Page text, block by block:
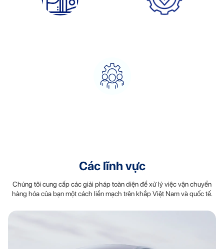
Các lĩnh vực
Chúng tôi cung cấp các giải pháp toàn diện để xử lý việc vận chuyển
hàng hóa của bạn một cách liền mạch trên khắp Việt Nam và quốc tế.